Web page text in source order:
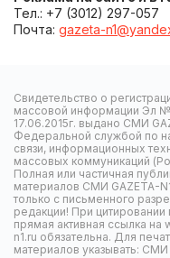
Тел.: +7 (3012) 297-057
Почта: gazeta-
Свидетельство о
массовой информации Эл
17.06.2015г. выдано СМИ
Федеральной службой по
связи, информационных
массовых коммуникаций
Полная или частичная
материалов СМИ GAZETA-
только с письменного
редакции! При цитировании
прямая активная ссылка на
n1.ru обязательна. Для
материалов указывать: СМИ